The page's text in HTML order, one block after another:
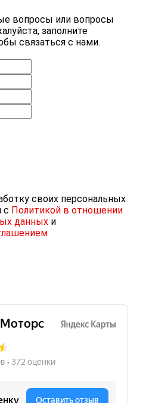
вопросы или вопросы
заполните
связаться с нами.
своих персональных
с Политикой в отношении
данных и